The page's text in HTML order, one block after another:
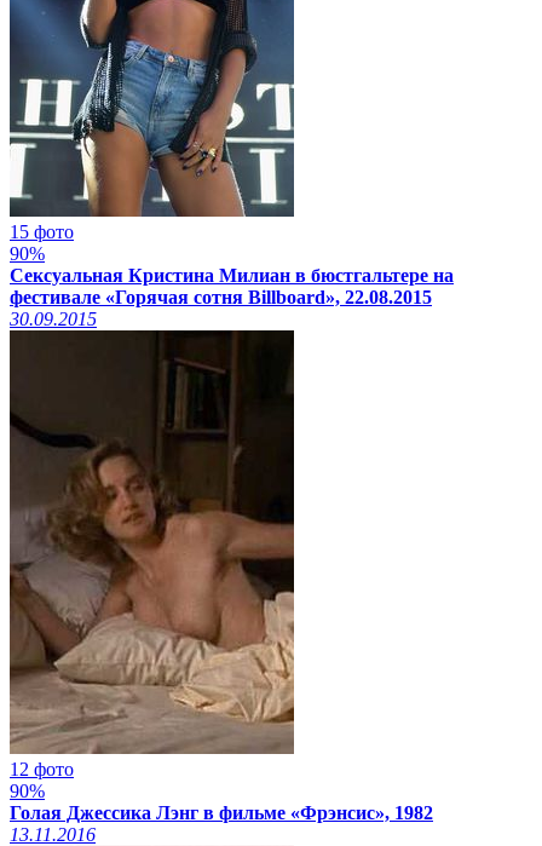
15 фото
90%
Сексуальная Кристина Милиан в бюстгальтере на
фестивале «Горячая сотня Billboard», 22.08.2015
30.09.2015
12 фото
90%
Голая Джессика Лэнг в фильме «Фрэнсис», 1982
13.11.2016